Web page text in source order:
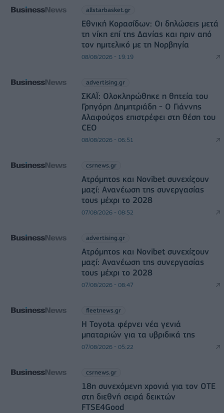
allstarbasket.gr
Εθνική Κορασίδων: Οι δηλώσεις μετά
τη νίκη επί της Δανίας και πριν από
τον ημιτελικό με τη Νορβηγία
08/08/2026 - 19:19
advertising.gr
ΣΚΑΪ: Ολοκληρώθηκε η θητεία του
Γρηγόρη Δημητριάδη - Ο Γιάννης
Αλαφούζος επιστρέφει στη θέση του
CEO
08/08/2026 - 06:51
csrnews.gr
Ατρόμητος και Novibet συνεχίζουν
μαζί: Ανανέωση της συνεργασίας
τους μέχρι το 2028
07/08/2026 - 08:52
advertising.gr
Ατρόμητος και Novibet συνεχίζουν
μαζί: Ανανέωση της συνεργασίας
τους μέχρι το 2028
07/08/2026 - 08:47
fleetnews.gr
Η Toyota φέρνει νέα γενιά
μπαταριών για τα υβριδικά της
07/08/2026 - 05:22
csrnews.gr
18η συνεχόμενη χρονιά για τον ΟΤΕ
στη διεθνή σειρά δεικτών
FTSE4Good